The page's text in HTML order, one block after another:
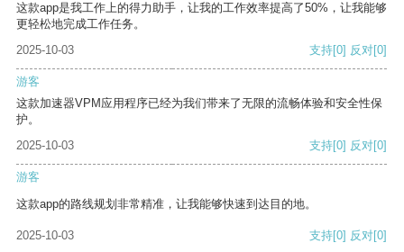
这款app是我工作上的得力助手，让我的工作效率提高了50%，让我能够
更轻松地完成工作任务。
2025-10-03
支持[0] 反对[0]
游客
这款加速器VPM应用程序已经为我们带来了无限的流畅体验和安全性保
护。
2025-10-03
支持[0] 反对[0]
游客
这款app的路线规划非常精准，让我能够快速到达目的地。
2025-10-03 支持[0] 反对[0]